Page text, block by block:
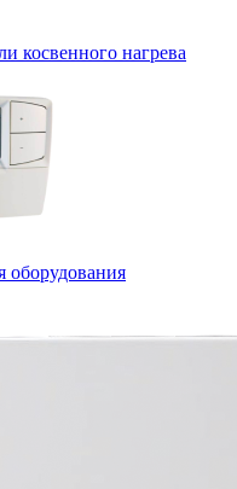
косвенного нагрева
оборудования